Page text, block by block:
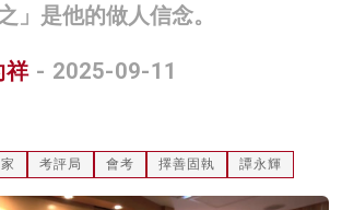
」是他的做人信念。
祥 - 2025-09-11
考評局 會考 擇善固執 譚永輝